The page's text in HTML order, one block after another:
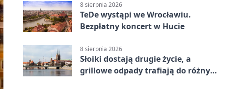
8 sierpnia 2026
TeDe wystąpi we Wrocławiu.
Bezpłatny koncert w Hucie
8 sierpnia 2026
Słoiki dostają drugie życie, a
grillowe odpady trafiają do różnych